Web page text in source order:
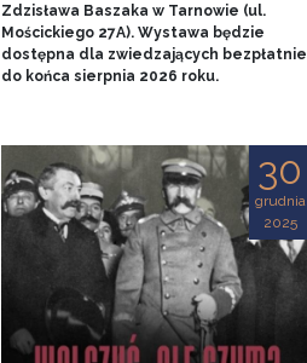
Zdzisława Baszaka w Tarnowie (ul.
Mościckiego 27A). Wystawa będzie
dostępna dla zwiedzających bezpłatnie
do końca sierpnia 2026 roku.
30
grudnia
2025